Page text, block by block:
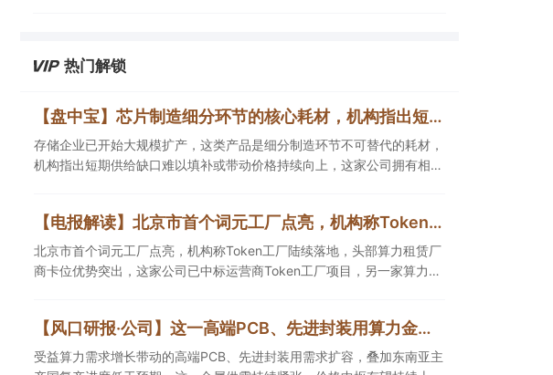
热门解锁
【盘中宝】芯片制造细分环节的核心耗材，机构指出短期供给缺口难以填补，或带动这类产品价格持续向上，这家公司拥有相关产能
存储企业已开始大规模扩产，这类产品是细分制造环节不可替代的耗材，
机构指出短期供给缺口难以填补或带动价格持续向上，这家公司拥有相关
【电报解读】北京市首个词元工厂点亮，机构称Token工厂陆续落地，头部算力租赁厂商卡位优势突出，这家公司已中标运营商Token工厂项目
北京市首个词元工厂点亮，机构称Token工厂陆续落地，头部算力租赁厂
商卡位优势突出，这家公司已中标运营商Token工厂项目，另一家算力租
【风口研报·公司】这一高端PCB、先进封装用算力金属需求持续扩容，公司产销量稳居全球第一，且量增计划稳步推进，有望充分受益价格上行
受益算力需求增长带动的高端PCB、先进封装用需求扩容，叠加东南亚主